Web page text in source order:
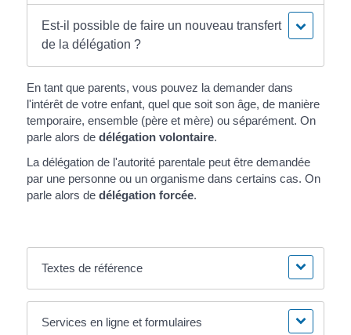
Est-il possible de faire un nouveau transfert
de la délégation ?
En tant que parents, vous pouvez la demander dans
l'intérêt de votre enfant, quel que soit son âge, de manière
temporaire, ensemble (père et mère) ou séparément. On
parle alors de délégation volontaire.
La délégation de l'autorité parentale peut être demandée
par une personne ou un organisme dans certains cas. On
parle alors de délégation forcée.
Textes de référence
Services en ligne et formulaires